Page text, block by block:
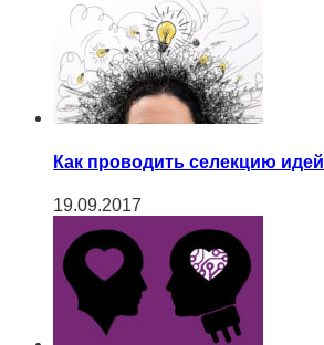
Как проводить селекцию идей
19.09.2017